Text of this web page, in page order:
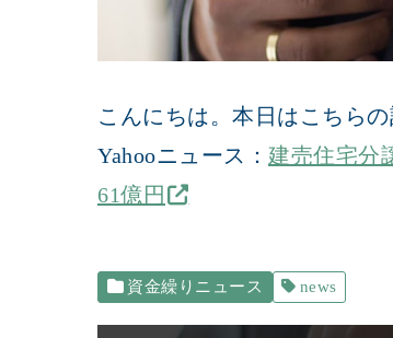
こんにちは。本日はこちら
Yahooニュース： 建売住宅分
61億円
資金繰りニュース news